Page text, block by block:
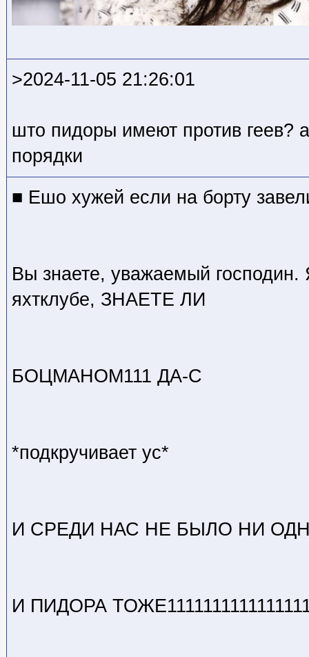
>2024-11-05 21:26:01
што пидоры имеют против геев?
порядки
■ Ешо хужей если на борту
Вы знаете, уважаемый господин.
яхтклубе, ЗНАЕТЕ ЛИ
БОЦМАНОМ111 ДА-С
*подкручивает ус*
И СРЕДИ НАС НЕ БЫЛО НИ
И ПИДОРА